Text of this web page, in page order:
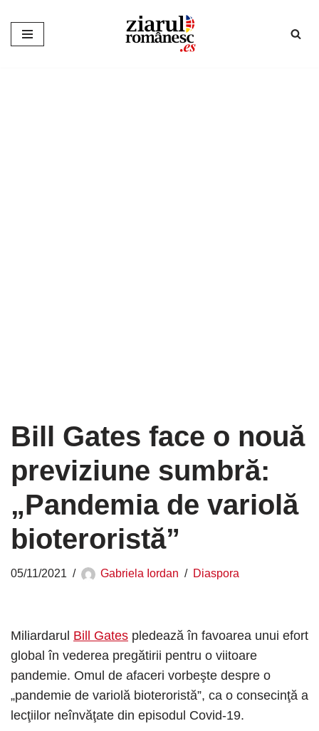
Sari
Bill Gates face o nouă
previziune sumbră:
„Pandemia de variolă
bioteroristă”
05/11/2021 Gabriela Iordan Diaspora
Miliardarul Bill Gates pledează în favoarea unui efort
global în vederea pregătirii pentru o viitoare
pandemie. Omul de afaceri vorbeşte despre o
„pandemie de variolă bioteroristă”, ca o consecinţă a
lecţiilor neînvăţate din episodul Covid-19.